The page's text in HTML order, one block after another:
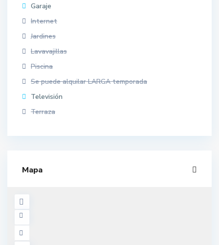
Garaje
Internet
Jardines
Lavavajillas
Piscina
Se puede alquilar LARGA temporada
Televisión
Terraza
Mapa